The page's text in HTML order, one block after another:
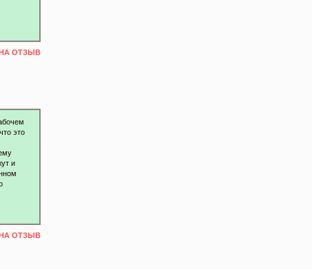
ОТЗЫВ
это
и
ОТЗЫВ